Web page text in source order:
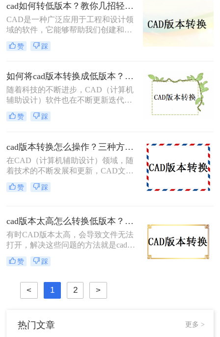
把版本转低呢？本文将介绍几种将高
版本CAD文件转换为低版本的方法。
cad如何转低版本？教你几招轻松搞定！
CAD是一种广泛应用于工程和设计领
域的软件，它能够帮助我们创建和修
改图形。在使用CAD软件的过程中，
经常会遇到需要将文件转换到低版本
cad如何转低版本呢？本文将详细介绍
CAD转换到低版本的方法和注意事
项。
赞 踩
如何将cad版本转换成低版本？教你三个小妙招轻松搞定！
随着科技的不断进步，CAD（计算机
辅助设计）软件也在不断更新迭代，
功能越来越强大，界面越来越友好。
然而，有时候我们会遇到一些问题，
版本的CAD软件中打开或编辑，这时
候就需要将高版本的CAD文件转换成
低版本。那么如何将cad版本转换成低
版本呢？本文将介绍几种将CAD版本
转换成低版本的方法。
赞 踩
cad版本转换怎么操作？三种方法助你轻松应对！
在CAD（计算机辅助设计）领域，随
着技术的不断发展和更新，CAD文件
的版本转换成为了一个常见的需求。
为了满足不同软件版本、不同平台或
法。那么cad版本转换怎么操作呢？本
文将为您介绍三种常用的CAD版本转
换方法，包括使用原CAD软件、第三
赞 踩
cad版本太高怎么转换低版本？教你三招轻松搞定！
有时CAD版本太高，会导致文件无法
打开，解决这些问题的方法就是cad版
本太高怎么转换低版本，那么你知道
怎么cad版本转换器吗？如果不知道，
遇到同样的问题就知道怎么解决了。
赞 踩
< 1 2 >
热门文章 更多 >